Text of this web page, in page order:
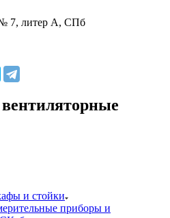
7, литер А, СПб
и стойки
приборы и